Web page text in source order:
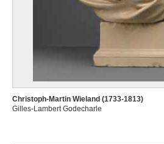
Christoph-Martin Wieland (1733-1813)
Gilles-Lambert Godecharle